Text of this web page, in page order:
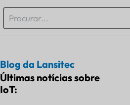
Blog da Lansitec
Últimas notícias sobre
IoT: